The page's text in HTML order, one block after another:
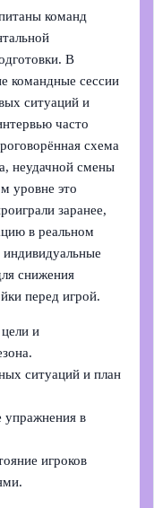
команд
В
командные сессии
ситуаций и
часто
схема
неудачной смены
уровне это
заранее,
в реальном
снижения
перед игрой.
и
ситуаций и план
упражнения в
игроков